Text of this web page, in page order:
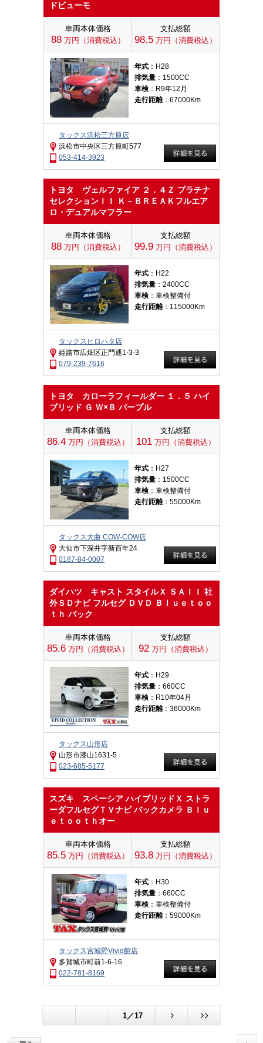
ドビューモ
車両本体価格
88万円（消費税込）
支払総額
98.5 万円（消費税込）
年式 ：H28
排気量 ：1500CC
車検 ：R9年12月
走行距離：67000Km
タックス浜松三方原店
浜松市中央区三方原町577
053-414-3923
トヨタ ヴェルファイア ２．４Ｚ プラチナ
セレクションＩＩ Ｋ－ＢＲＥＡＫフルエア
ロ・デュアルマフラー
車両本体価格
88万円（消費税込）
支払総額
99.9 万円（消費税込）
年式 ：H22
排気量 ：2400CC
車検 ：車検整備付
走行距離：115000Km
タックスヒロハタ店
姫路市広畑区正門通1-3-3
079-239-7616
トヨタ カローラフィールダー １．５ ハイ
ブリッド Ｇ Ｗ×Ｂ パープル
車両本体価格
86.4万円（消費税込）
支払総額
101万円（消費税込）
年式 ：H27
排気量 ：1500CC
車検 ：車検整備付
走行距離：55000Km
タックス大曲 COW-COW店
大仙市下深井字新百年24
0187-84-0007
ダイハツ キャスト スタイルＸ ＳＡＩＩ 社
外ＳＤナビ フルセグ ＤＶＤ Ｂｌｕｅｔｏｏ
ｔｈ バック
車両本体価格
85.6万円（消費税込）
支払総額
92 万円（消費税込）
年式 ：H29
排気量 ：660CC
車検 ：R10年04月
走行距離：36000Km
タックス山形店
山形市漆山1631-5
023-685-5177
スズキ スペーシア ハイブリッドＸ ストラ
ーダフルセグＴＶナビ バックカメラ Ｂｌｕ
ｅｔｏｏｔｈオー
車両本体価格
85.5万円（消費税込）
支払総額
93.8 万円（消費税込）
年式 ：H30
排気量 ：660CC
車検 ：車検整備付
走行距離：59000Km
タックス宮城野Vivid館店
多賀城市町前1-6-16
022-781-8169
1／17